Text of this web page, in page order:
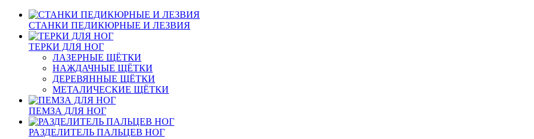
СТАНКИ ПЕДИКЮРНЫЕ И ЛЕЗВИЯ
ТЕРКИ ДЛЯ НОГ
ЛАЗЕРНЫЕ ЩËТКИ
НАЖДАЧНЫЕ ЩËТКИ
ДЕРЕВЯННЫЕ ЩËТКИ
МЕТАЛИЧЕСКИЕ ЩËТКИ
ПЕМЗА ДЛЯ НОГ
РАЗДЕЛИТЕЛЬ ПАЛЬЦЕВ НОГ